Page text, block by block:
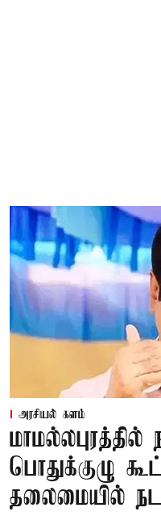
அரசியல் களம்
பொதுக்குழு
தலைமையில்